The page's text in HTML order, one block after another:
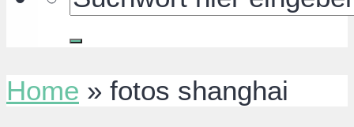
Home » fotos shanghai